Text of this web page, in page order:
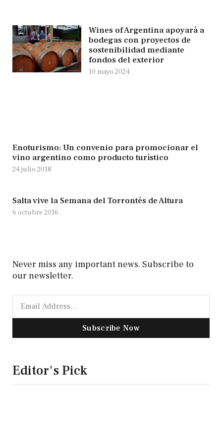
Wines of Argentina apoyará a
bodegas con proyectos de
sostenibilidad mediante
fondos del exterior
10 mayo 2024
Enoturismo: Un convenio para promocionar el
vino argentino como producto turístico
24 julio 2018
Salta vive la Semana del Torrontés de Altura
6 octubre 2016
Never miss any important news. Subscribe to
our newsletter.
Subscribe Now
Editor's Pick